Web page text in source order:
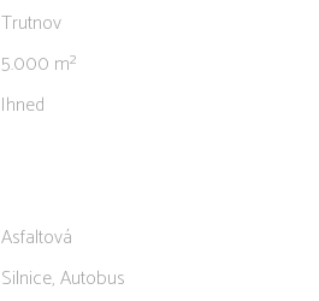
Trutnov
5.000 m²
Ihned
Asfaltová
Silnice, Autobus